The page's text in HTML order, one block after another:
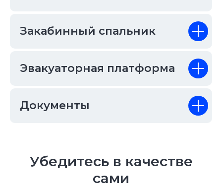
Закабинный спальник
Эвакуаторная платформа
Документы
Убедитесь в качестве
сами